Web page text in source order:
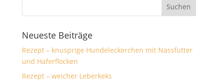
Neueste Beiträge
Rezept – knusprige Hundeleckerchen mit Nassfutter
und Haferflocken
Rezept – weicher Leberkeks